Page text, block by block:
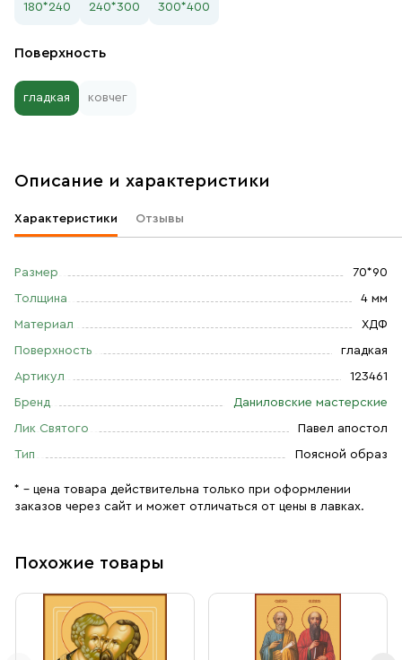
180*240 240*300 300*400
Поверхность
гладкая ковчег
Описание и характеристики
Характеристики Отзывы
Размер 70*90
Толщина 4 мм
Материал ХДФ
Поверхность гладкая
Артикул 123461
Бренд Даниловские мастерские
Лик Святого Павел апостол
Тип Поясной образ
* – цена товара действительна только при оформлении
заказов через сайт и может отличаться от цены в лавках.
Похожие товары